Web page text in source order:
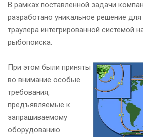
В рамках поставленной задачи
разработано уникальное решение
траулера интегрированной системой
рыбопоиска.
При этом были приняты
во внимание особые
требования,
предъявляемые к
запрашиваемому
оборудованию